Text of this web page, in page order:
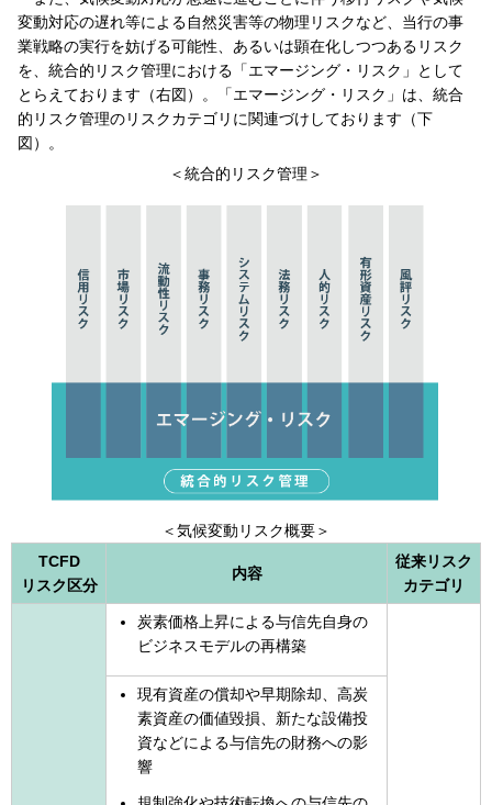
変動対応の遅れ等による自然災害等の物理リスクなど、当行の事
業戦略の実行を妨げる可能性、あるいは顕在化しつつあるリスク
を、統合的リスク管理における「エマージング・リスク」として
とらえております（右図）。「エマージング・リスク」は、統合
的リスク管理のリスクカテゴリに関連づけしております（下
図）。
＜統合的リスク管理＞
＜気候変動リスク概要＞
TCFD
リスク 区分
内容
従来リスク
カテゴリ
炭素価格上昇による与信先自身の
ビジネスモデルの再構築
現有資産の償却や早期除却、高炭
素資産の価値毀損、新たな設備投
資などによる与信先の財務への影
響